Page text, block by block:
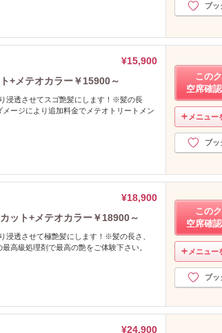
ブッ
¥15,900
+メテオカラー￥15900～
浸透させてスゴ艶髪にします！※髪の長
ージにより追加料金でメテオトリートメン
この
空席確
メニュー
ブッ
¥18,900
ット+メテオカラー￥18900～
浸透させて極艶髪にします！※髪の長さ、
高級処理剤で最高の艶をご体験下さい。
この
空席確
メニュー
ブッ
¥24,900